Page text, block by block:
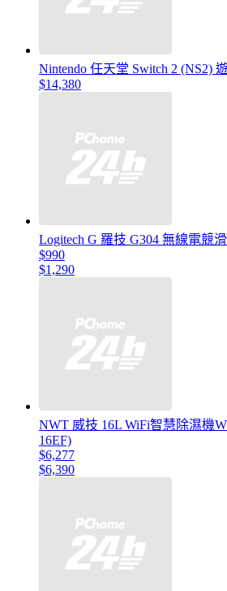
Nintendo 任天堂 Switch 2 (NS2)
$14,380
Logitech G 羅技 G304 無線電競
$990
$1,290
NWT 威技 16L WiFi智慧除濕機
16EF)
$6,277
$6,390